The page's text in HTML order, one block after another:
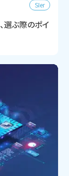
SIer
選ぶ際のポイ